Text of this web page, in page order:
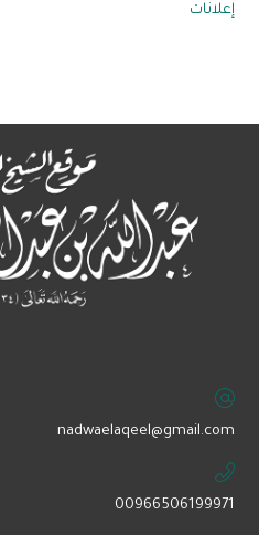
إعلانات
‏nadwaelaqeel@gmail.com
00966506199971